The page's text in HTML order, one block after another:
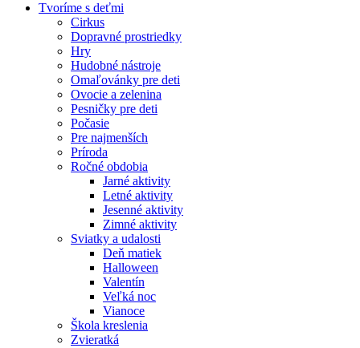
Tvoríme s deťmi
Cirkus
Dopravné prostriedky
Hry
Hudobné nástroje
Omaľovánky pre deti
Ovocie a zelenina
Pesničky pre deti
Počasie
Pre najmenších
Príroda
Ročné obdobia
Jarné aktivity
Letné aktivity
Jesenné aktivity
Zimné aktivity
Sviatky a udalosti
Deň matiek
Halloween
Valentín
Veľká noc
Vianoce
Škola kreslenia
Zvieratká